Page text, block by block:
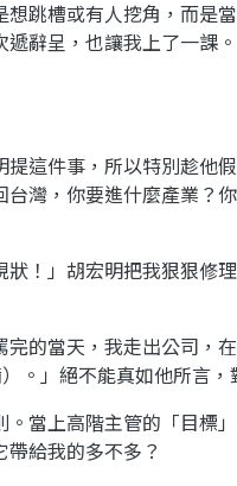
跳槽或有人挖角，而是
辭呈，也讓我上了一課。
這件事，所以特別趁
灣，你要進什麼產業
狀！」胡宏明把我狠狠
的當天，我走出公司
」絕不能真如他所言
當上高階主管的「目標
給我的多不多？